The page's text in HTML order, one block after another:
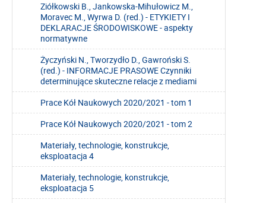
Ziółkowski B., Jankowska-Mihułowicz M.,
Moravec M., Wyrwa D. (red.) - ETYKIETY I
DEKLARACJE ŚRODOWISKOWE - aspekty
normatywne
Życzyński N., Tworzydło D., Gawroński S.
(red.) - INFORMACJE PRASOWE Czynniki
determinujące skuteczne relacje z mediami
Prace Kół Naukowych 2020/2021 - tom 1
Prace Kół Naukowych 2020/2021 - tom 2
Materiały, technologie, konstrukcje,
eksploatacja 4
Materiały, technologie, konstrukcje,
eksploatacja 5